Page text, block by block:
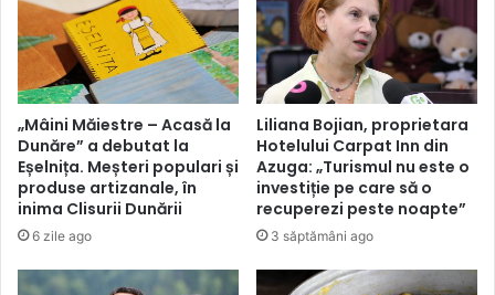
„Mâini Măiestre – Acasă la
Dunăre” a debutat la
Eșelnița. Meșteri populari și
produse artizanale, în
inima Clisurii Dunării
6 zile ago
Liliana Bojian, proprietara
Hotelului Carpat Inn din
Azuga: „Turismul nu este o
investiție pe care să o
recuperezi peste noapte”
3 săptămâni ago